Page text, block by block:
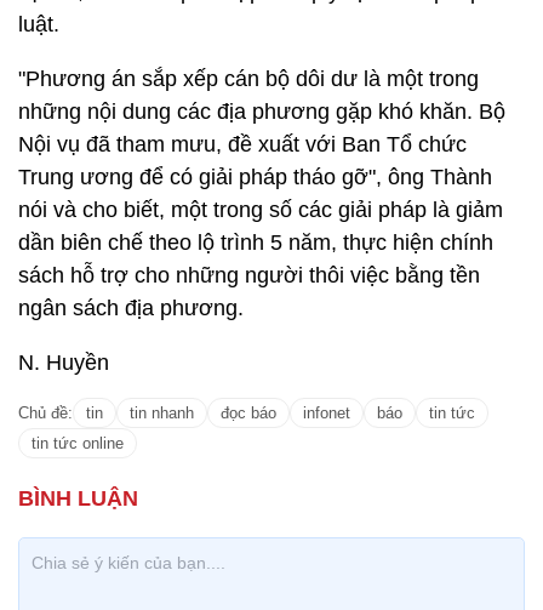
luật.
"Phương án sắp xếp cán bộ dôi dư là một trong
những nội dung các địa phương gặp khó khăn. Bộ
Nội vụ đã tham mưu, đề xuất với Ban Tổ chức
Trung ương để có giải pháp tháo gỡ", ông Thành
nói và cho biết, một trong số các giải pháp là giảm
dần biên chế theo lộ trình 5 năm, thực hiện chính
sách hỗ trợ cho những người thôi việc bằng tền
ngân sách địa phương.
N. Huyền
Chủ đề: tin tin nhanh đọc báo infonet báo
tin tức
tin tức online